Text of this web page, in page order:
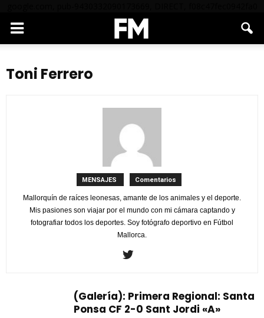
Toni Ferrero
MENSAJES Comentarios
Mallorquín de raíces leonesas, amante de los animales y el deporte.
Mis pasiones son viajar por el mundo con mi cámara captando y
fotografiar todos los deportes. Soy fotógrafo deportivo en Fútbol
Mallorca.
(Galería): Primera Regional: Santa
Ponsa CF 2-0 Sant Jordi «A»